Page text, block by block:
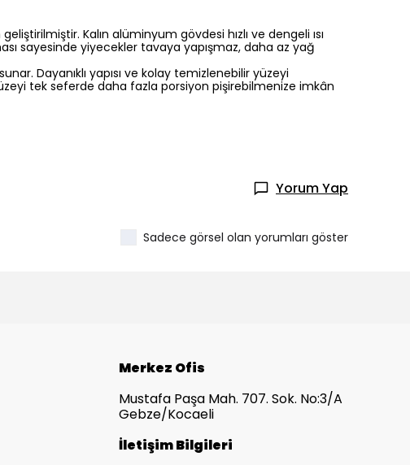
Kalın alüminyum gövdesi hızlı ve dengeli ısı
sayesinde yiyecekler tavaya yapışmaz, daha az yağ
Dayanıklı yapısı ve kolay temizlenebilir yüzeyi
tek seferde daha fazla porsiyon pişirebilmenize imkân
Yorum Yap
Sadece görsel olan yorumları göster
Merkez Ofis
Mustafa Paşa Mah. 707. Sok. No:3/A
Gebze/Kocaeli
İletişim Bilgileri